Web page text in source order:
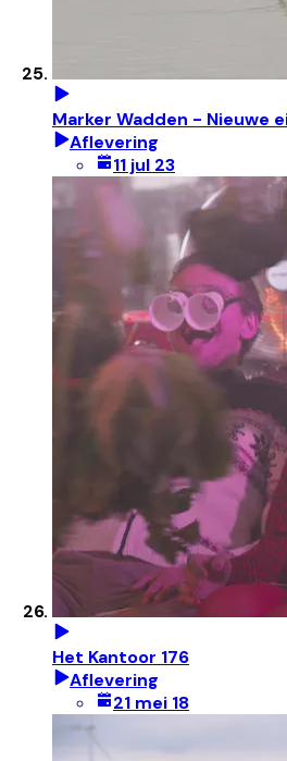
Marker Wadden - Nieuwe
Aflevering
11 jul 23
Het Kantoor 176
Aflevering
21 mei 18